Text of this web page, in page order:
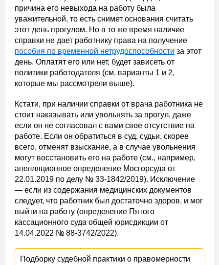
причина его невыхода на работу была
уважительной, то есть снимет основания считать
этот день прогулом. Но в то же время наличие
справки не дает работнику права на получение
пособия по временной нетрудоспособности за этот
день. Оплатят его или нет, будет зависеть от
политики работодателя (см. варианты 1 и 2,
которые мы рассмотрели выше).
Кстати, при наличии справки от врача работника не
стоит наказывать или увольнять за прогул, даже
если он не согласовал с вами свое отсутствие на
работе. Если он обратиться в суд, судьи, скорее
всего, отменят взыскание, а в случае увольнения
могут восстановить его на работе (см., например,
апелляционное определение Мосгорсуда от
22.01.2019 по делу № 33-1842/2019). Исключение
— если из содержания медицинских документов
следует, что работник был достаточно здоров, и мог
выйти на работу (определение Пятого
кассационного суда общей юрисдикции от
14.04.2022 № 88-3742/2022).
Подборку судебной практики о правомерности